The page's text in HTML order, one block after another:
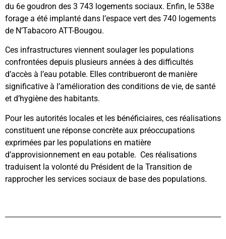
du 6e goudron des 3 743 logements sociaux. Enfin, le 538e
forage a été implanté dans l’espace vert des 740 logements
de N’Tabacoro ATT-Bougou.
Ces infrastructures viennent soulager les populations
confrontées depuis plusieurs années à des difficultés
d’accès à l’eau potable. Elles contribueront de manière
significative à l’amélioration des conditions de vie, de santé
et d’hygiène des habitants.
Pour les autorités locales et les bénéficiaires, ces réalisations
constituent une réponse concrète aux préoccupations
exprimées par les populations en matière
d’approvisionnement en eau potable. Ces réalisations
traduisent la volonté du Président de la Transition de
rapprocher les services sociaux de base des populations.